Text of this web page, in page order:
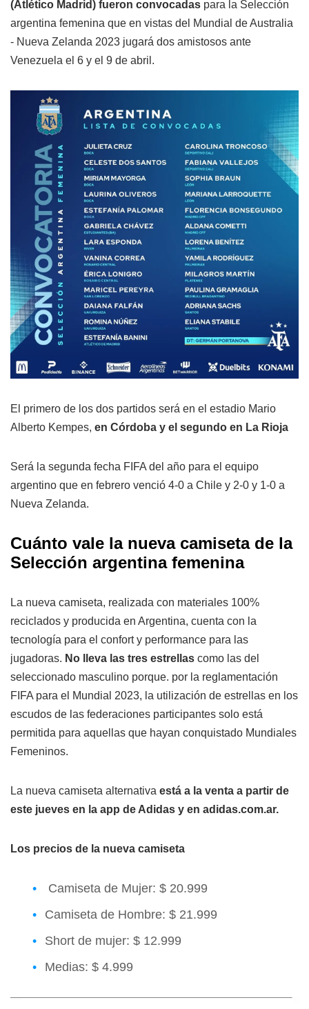
(Atlético Madrid) fueron convocadas para la Selección
argentina femenina que en vistas del Mundial de Australia
- Nueva Zelanda 2023 jugará dos amistosos ante
Venezuela el 6 y el 9 de abril.
El primero de los dos partidos será en el estadio Mario
Alberto Kempes, en Córdoba y el segundo en La Rioja
Será la segunda fecha FIFA del año para el equipo
argentino que en febrero venció 4-0 a Chile y 2-0 y 1-0 a
Nueva Zelanda.
Cuánto vale la nueva camiseta de la
Selección argentina femenina
La nueva camiseta, realizada con materiales 100%
reciclados y producida en Argentina, cuenta con la
tecnología para el confort y performance para las
jugadoras. No lleva las tres estrellas como las del
seleccionado masculino porque. por la reglamentación
FIFA para el Mundial 2023, la utilización de estrellas en los
escudos de las federaciones participantes solo está
permitida para aquellas que hayan conquistado Mundiales
Femeninos.
La nueva camiseta alternativa está a la venta a partir de
este jueves en la app de Adidas y en adidas.com.ar.
Los precios de la nueva camiseta
Camiseta de Mujer: $ 20.999
Camiseta de Hombre: $ 21.999
Short de mujer: $ 12.999
Medias: $ 4.999